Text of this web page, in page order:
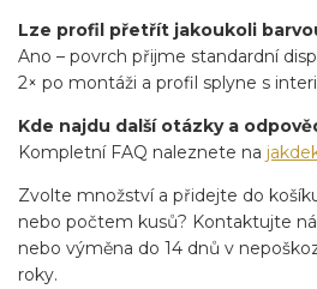
Lze profil přetřít jakoukoli
Ano – povrch přijme standardní
2× po montáži a profil splyne s
Kde najdu další otázky a
Kompletní FAQ naleznete na
Zvolte množství a přidejte do
nebo počtem kusů? Kontaktujte
nebo výměna do 14 dnů v
roky.